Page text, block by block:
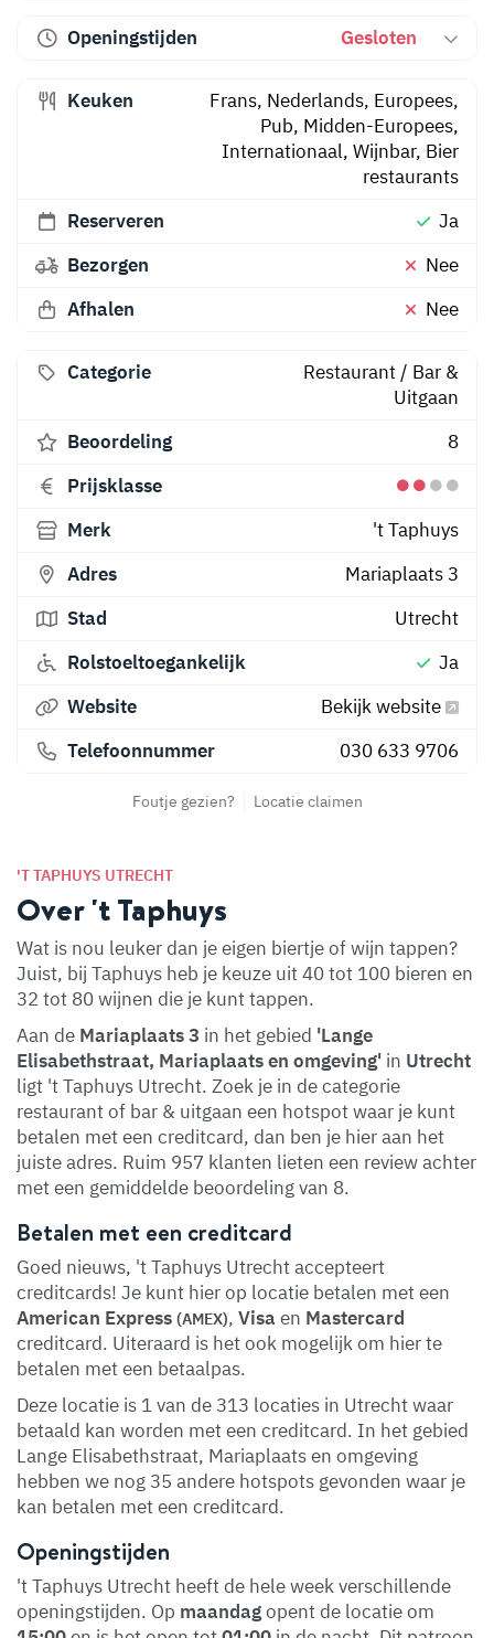
'T TAPHUYS UTRECHT
Over 't Taphuys
Wat is nou leuker dan je eigen biertje of wijn tappen?
Juist, bij Taphuys heb je keuze uit 40 tot 100 bieren en
32 tot 80 wijnen die je kunt tappen.
Aan de Mariaplaats 3 in het gebied 'Lange
Elisabethstraat, Mariaplaats en omgeving' in Utrecht
ligt 't Taphuys Utrecht. Zoek je in de categorie
restaurant of bar & uitgaan een hotspot waar je kunt
betalen met een creditcard, dan ben je hier aan het
juiste adres. Ruim 957 klanten lieten een review achter
met een gemiddelde beoordeling van 8.
Betalen met een creditcard
Goed nieuws, 't Taphuys Utrecht accepteert
creditcards! Je kunt hier op locatie betalen met een
American Express (AMEX), Visa en Mastercard
creditcard. Uiteraard is het ook mogelijk om hier te
betalen met een betaalpas.
Deze locatie is 1 van de 313 locaties in Utrecht waar
betaald kan worden met een creditcard. In het gebied
Lange Elisabethstraat, Mariaplaats en omgeving
hebben we nog 35 andere hotspots gevonden waar je
kan betalen met een creditcard.
Openingstijden
't Taphuys Utrecht heeft de hele week verschillende
openingstijden. Op maandagopent de locatie om
Openingstijden Gesloten
Keuken Frans, Nederlands, Europees,
Pub, Midden-Europees,
Internationaal, Wijnbar, Bier
restaurants
Reserveren
Ja
Bezorgen
Nee
Afhalen
Nee
Categorie Restaurant / Bar &
Uitgaan
Beoordeling
8
Prijsklasse
Merk
't Taphuys
Adres
Mariaplaats 3
Stad
Utrecht
Rolstoeltoegankelijk
Ja
Website
Bekijk website
Telefoonnummer
030 633 9706
Foutje gezien? Locatie claimen